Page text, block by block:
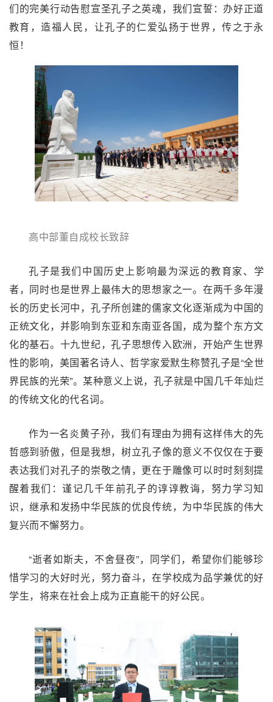
们的完美行动告慰宣圣孔子之英魂，我们宣誓：办好正道
教育，造福人民，让孔子的仁爱弘扬于世界，传之于永
恒！
高中部董自成校长致辞
孔子是我们中国历史上影响最为深远的教育家、学
者，同时也是世界上最伟大的思想家之一。在两千多年漫
长的历史长河中，孔子所创建的儒家文化逐渐成为中国的
正统文化，并影响到东亚和东南亚各国，成为整个东方文
化的基石。十九世纪，孔子思想传入欧洲，开始产生世界
性的影响，美国著名诗人、哲学家爱默生称赞孔子是“全世
界民族的光荣”。某种意义上说，孔子就是中国几千年灿烂
的传统文化的代名词。
作为一名炎黄子孙，我们有理由为拥有这样伟大的先
哲感到骄傲，但是我想，树立孔子像的意义不仅仅在于要
表达我们对孔子的崇敬之情，更在于雕像可以时时刻刻提
醒着我们：谨记几千年前孔子的谆谆教诲，努力学习知
识，继承和发扬中华民族的优良传统，为中华民族的伟大
复兴而不懈努力。
“逝者如斯夫，不舍昼夜”，同学们，希望你们能够珍
惜学习的大好时光，努力奋斗，在学校成为品学兼优的好
学生，将来在社会上成为正直能干的好公民。